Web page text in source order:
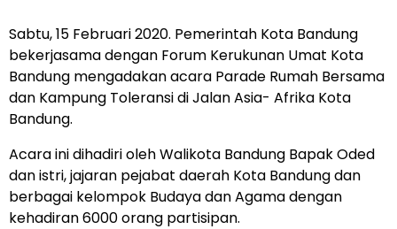
Sabtu, 15 Februari 2020. Pemerintah Kota Bandung
bekerjasama dengan Forum Kerukunan Umat Kota
Bandung mengadakan acara Parade Rumah Bersama
dan Kampung Toleransi di Jalan Asia- Afrika Kota
Bandung.
Acara ini dihadiri oleh Walikota Bandung Bapak Oded
dan istri, jajaran pejabat daerah Kota Bandung dan
berbagai kelompok Budaya dan Agama dengan
kehadiran 6000 orang partisipan.